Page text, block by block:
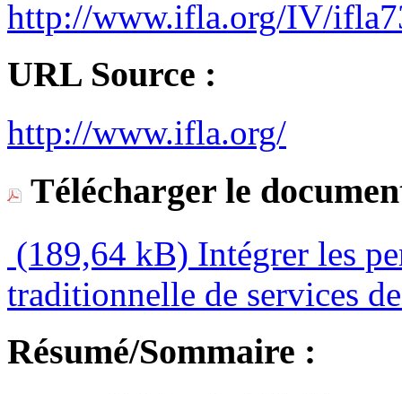
http://www.ifla.org/IV/
URL Source :
http://www.ifla.org/
Télécharger le
(189,64 kB) Intégrer les
traditionnelle de services
Résumé/Sommaire :